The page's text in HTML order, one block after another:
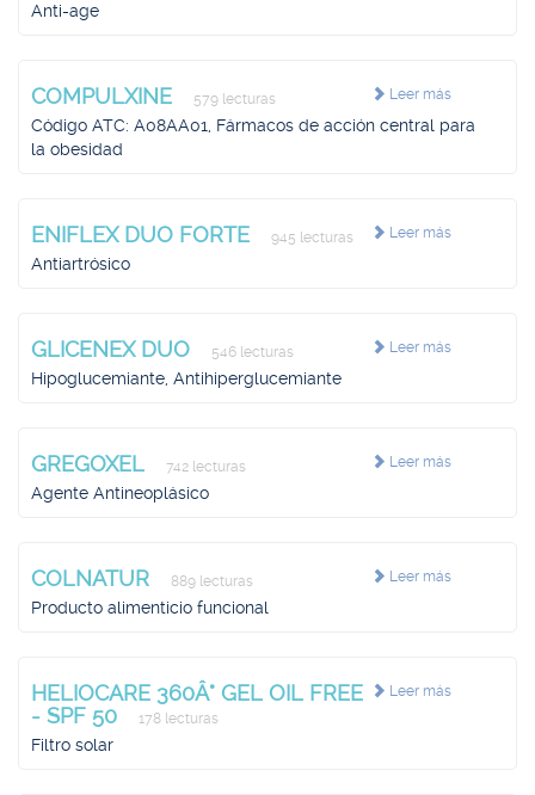
Anti-age
Leer más
COMPULXINE 579 lecturas
Código ATC: A08AA01, Fármacos de acción central para
la obesidad
Leer más
ENIFLEX DUO FORTE 945 lecturas
Antiartrósico
Leer más
GLICENEX DUO 546 lecturas
Hipoglucemiante, Antihiperglucemiante
Leer más
GREGOXEL 742 lecturas
Agente Antineoplásico
Leer más
COLNATUR 889 lecturas
Producto alimenticio funcional
Leer más
HELIOCARE 360Â° GEL OIL FREE
- SPF 50
178 lecturas
Filtro solar